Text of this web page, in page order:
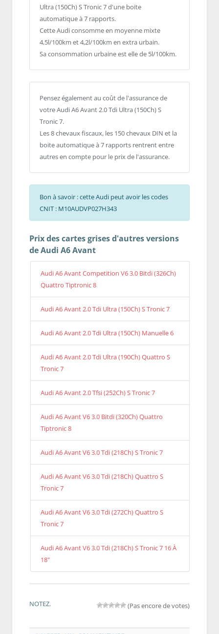
Ultra (150Ch) S Tronic 7 d'une boite
automatique à 7 rapports.
Cette Audi consomme en moyenne mixte
4,5l/100km et 4,2l/100km en extra urbain.
Sa consommation urbaine est elle de 5l/100km.
Pensez également au coût de l'assurance de
votre Audi A6 Avant 2.0 Tdi Ultra (150Ch) S
Tronic 7.
Les 8 chevaux fiscaux, les 150 chevaux DIN et la
boite automatique à 7 rapports rentrent entre
autres en compte pour le prix de l'assurance.
Bon à savoir : cette Audi peut avoir les codes
CNIT : M10AUDVP027H343
Prix des cartes grises d'autres versions
de Audi A6 Avant
Audi A6 Avant Competition V6 3.0 Bitdi (326Ch)
Quattro Tiptronic 8
Audi A6 Avant 2.0 Tdi Ultra (150Ch) S Tronic 7
Audi A6 Avant 2.0 Tdi Ultra (150Ch) Manuelle 6
Audi A6 Avant 2.0 Tdi Ultra (190Ch) Quattro S
Tronic 7
Audi A6 Avant 2.0 Tfsi (252Ch) S Tronic 7
Audi A6 Avant V6 3.0 Bitdi (320Ch) Quattro
Tiptronic 8
Audi A6 Avant V6 3.0 Tdi (218Ch) S Tronic 7
Audi A6 Avant V6 3.0 Tdi (218Ch) Quattro S
Tronic 7
Audi A6 Avant V6 3.0 Tdi (272Ch) Quattro S
Tronic 7
Audi A6 Avant V6 3.0 Tdi (218Ch) S Tronic 7 16 À
18"
NOTEZ. (Pas encore de votes)